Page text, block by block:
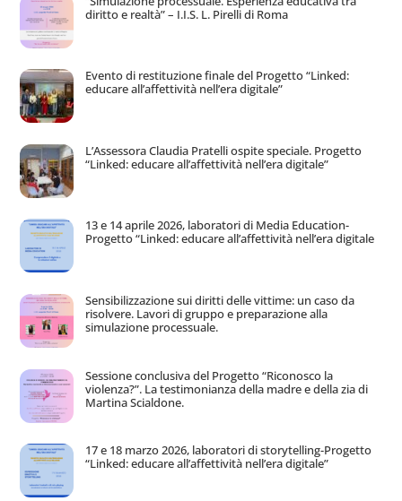
diritto e realtà” – I.I.S. L. Pirelli di Roma
Evento di restituzione finale del Progetto “Linked:
educare all’affettività nell’era digitale”
L’Assessora Claudia Pratelli ospite speciale. Progetto
“Linked: educare all’affettività nell’era digitale”
13 e 14 aprile 2026, laboratori di Media Education-
Progetto “Linked: educare all’affettività nell’era digitale
Sensibilizzazione sui diritti delle vittime: un caso da
risolvere. Lavori di gruppo e preparazione alla
simulazione processuale.
Sessione conclusiva del Progetto “Riconosco la
violenza?”. La testimonianza della madre e della zia di
Martina Scialdone.
17 e 18 marzo 2026, laboratori di storytelling-Progetto
“Linked: educare all’affettività nell’era digitale”